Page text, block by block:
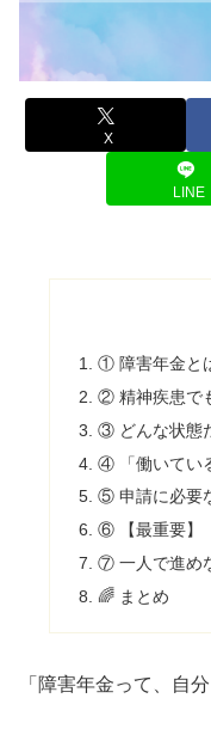
X
LINE
① 障害年金と
② 精神疾患で
③ どんな状態
④ 「働いてい
⑤ 申請に必要
⑥ 【最重要】
⑦ 一人で進め
🌈 まとめ
「障害年金って、自